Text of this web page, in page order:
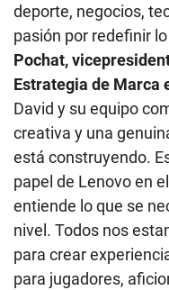
deporte, negocios,
pasión por redefinir
Pochat,
Estrategia de Marca
David y su equipo
creativa y una
está construyendo.
papel de Lenovo en
entiende lo que se
nivel. Todos nos
para crear
para jugadores,